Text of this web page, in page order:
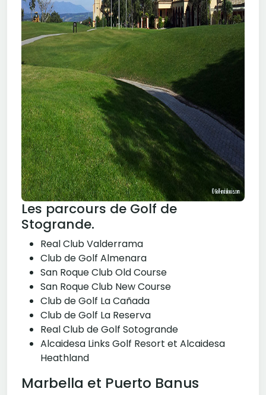
Les parcours de Golf de
Stogrande.
Real Club Valderrama
Club de Golf Almenara
San Roque Club Old Course
San Roque Club New Course
Club de Golf La Cañada
Club de Golf La Reserva
Real Club de Golf Sotogrande
Alcaidesa Links Golf Resort et Alcaidesa
Heathland
Marbella et Puerto Banus